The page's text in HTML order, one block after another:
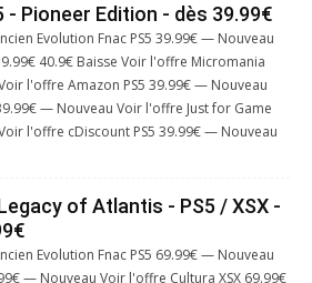
- Pioneer Edition - dès 39.99€
Evolution Fnac PS5 39.99€ — Nouveau
40.9€ Baisse Voir l'offre Micromania
l'offre Amazon PS5 39.99€ — Nouveau
— Nouveau Voir l'offre Just for Game
l'offre cDiscount PS5 39.99€ — Nouveau
of Atlantis - PS5 / XSX -
Evolution Fnac PS5 69.99€ — Nouveau
— Nouveau Voir l'offre Cultura XSX 69.99€